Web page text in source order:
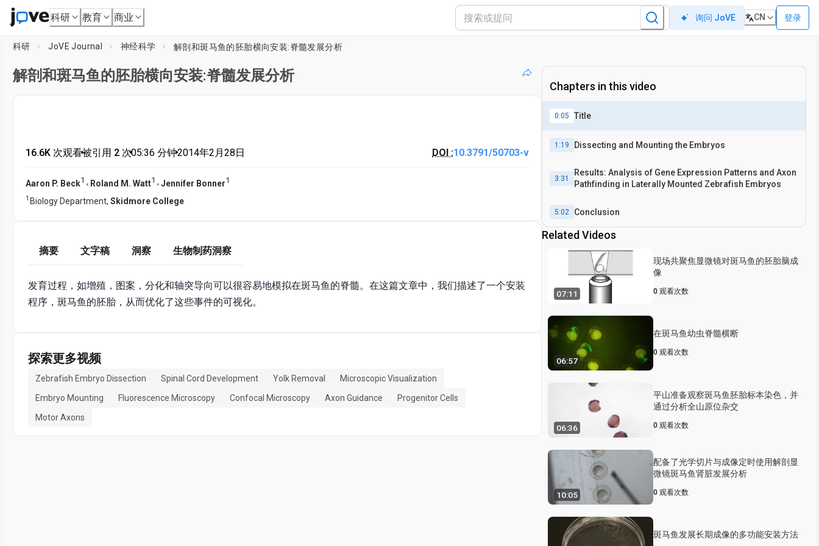
科研 教育 商业 询问 JoVE CN 登录
科研 JoVE Journal 神经科学 解剖和斑马鱼的胚胎横向安装:脊髓发展分析
解剖和斑马鱼的胚胎横向安装:脊髓发展分析
16.6K 次观看•被引用 2 次•05:36 分钟•2014年2月28日 DOI :10.3791/50703-v
Aaron P. Beck1 , Roland M. Watt1 , Jennifer Bonner1
1 Biology Department, Skidmore College
摘要 文字稿 洞察 生物制药洞察
发育过程，如增殖，图案，分化和轴突导向可以很容易地模拟在斑马鱼的脊髓。在这篇文章中，我们描述了一个安装
程序，斑马鱼的胚胎，从而优化了这些事件的可视化。
探索更多视频
Zebrafish Embryo Dissection Spinal Cord Development Yolk Removal
Microscopic Visualization
Embryo Mounting
Fluorescence Microscopy Confocal Microscopy Axon Guidance
Progenitor Cells
Motor Axons
Chapters in this video
0:05 Title
1:19 Dissecting and Mounting the Embryos
3:31
Results: Analysis of Gene Expression Patterns and Axon
Pathfinding in Laterally Mounted Zebrafish Embryos
5:02 Conclusion
Related Videos
07:11
现场共聚焦显微镜对斑马鱼的胚胎脑成
像
0 观看次数
06:57
在斑马鱼幼虫脊髓横断
0 观看次数
06:36
平山准备观察斑马鱼胚胎标本染色，并
通过分析全山原位杂交
0 观看次数
10:05
配备了光学切片与成像定时使用解剖显
微镜斑马鱼肾脏发展分析
0 观看次数
斑马鱼发展长期成像的多功能安装方法